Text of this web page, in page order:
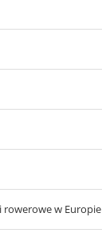
rowerowe w Europie